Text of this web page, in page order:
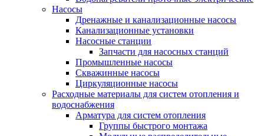
Насосы
Дренажные и канализационные насосы
Канализационные установки
Насосные станции
Запчасти для насосных станций
Промышленные насосы
Скважинные насосы
Циркуляционные насосы
Расходные материалы для систем отопления и
водоснабжения
Арматура для систем отопления
Группы быстрого монтажа